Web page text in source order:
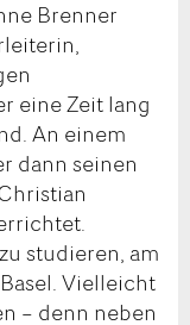
Brenner
eine Zeit lang
An einem
dann seinen
studieren, am
Vielleicht
– denn neben